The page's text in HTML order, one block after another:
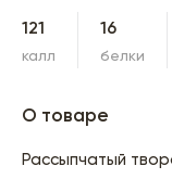
121
калл
16
белки
О товаре
Рассыпчатый